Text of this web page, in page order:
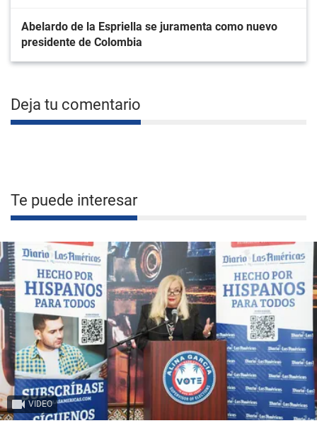
Abelardo de la Espriella se juramenta como nuevo
presidente de Colombia
Deja tu comentario
Te puede interesar
VIDEO